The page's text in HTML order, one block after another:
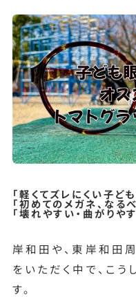
お
「軽くてズレにくい子ど
「初めてのメガネ、なる
「壊れやすい・曲がりや
岸和田や、東岸和田
をいただく中で、こ
す。